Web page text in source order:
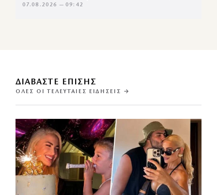
07.08.2026 — 09:42
ΔΙΑΒΑΣΤΕ ΕΠΙΣΗΣ
ΌΛΕΣ ΟΙ ΤΕΛΕΥΤΑΊΕΣ ΕΙΔΉΣΕΙΣ →